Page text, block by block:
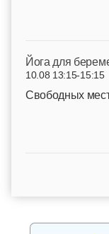
Йога для
10.08 13:15-15:15
Свободных